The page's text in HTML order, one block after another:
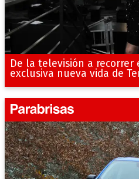
De la televisión a recorrer
exclusiva nueva vida de